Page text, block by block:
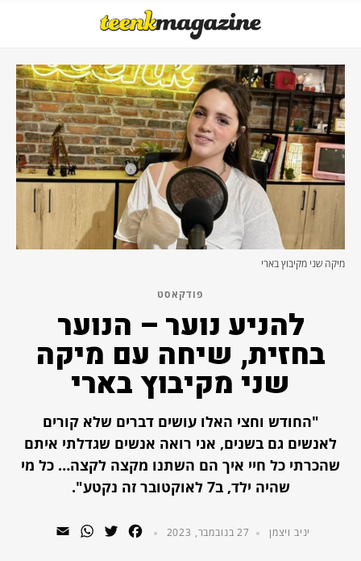
מיקה שני מקיבוץ בארי
פודקאסט
להניע נוער – הנוער
בחזית, שיחה עם מיקה
שני מקיבוץ בארי
"החודש וחצי האלו עושים דברים שלא קורים
לאנשים גם בשנים, אני רואה אנשים שגדלתי איתם
שהכרתי כל חיי איך הם השתנו מקצה לקצה… כל מי
שהיה ילד, ב7 לאוקטובר זה נקטע".
יניב ויצמן 27 בנובמבר, 2023 Facebook
Twitter
WhatsApp